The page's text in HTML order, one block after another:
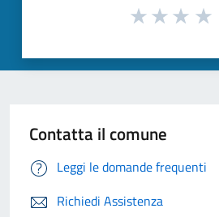
Contatta il comune
Leggi le domande frequenti
Richiedi Assistenza